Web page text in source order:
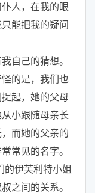
人，在我的眼
能把我的疑问
自己的猜想。
的是，我们也
起，她的父母
小跟随母亲长
而她的父亲的
常见的名字。
的伊芙利特小姐
之间的关系。